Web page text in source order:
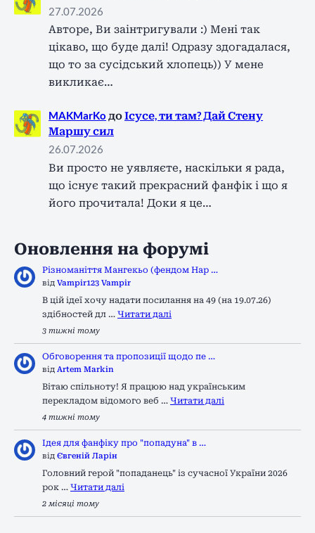
27.07.2026
Авторе, Ви заінтригували :) Мені так
цікаво, що буде далі! Одразу здогадалася,
що то за сусідський хлопець)) У мене
викликає…
MAKMarKo доІсусе, ти там? Дай Стену
Маршу сил
26.07.2026
Ви просто не уявляєте, наскільки я рада,
що існує такий прекрасний фанфік і що я
його прочитала! Доки я це…
Оновлення на форумі
Різноманіття Мангекьо (фендом Нар …
від Vampir123 Vampir
В цій ідеї хочу надати посилання на 49 (на 19.07.26)
здібностей дл … Читати далі
3 тижні тому
Обговорення та пропозиції щодо пе …
від Artem Markin
Вітаю спільноту! Я працюю над українським
перекладом відомого веб … Читати далі
4 тижні тому
Ідея для фанфіку про "попадуна" в …
від Євгеній Ларін
Головний герой "попаданець" із сучасної України 2026
рок … Читати далі
2 місяці тому